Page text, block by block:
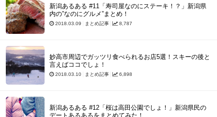
新潟あるある #11「寿司屋なのにステーキ！？」新潟県
内の”なのにグルメ”まとめ！
2018.03.09 まとめ記事 8,787
妙高市周辺でガッツリ食べられるお店5選！スキーの後と
言えばココでしょ！
2018.03.10 まとめ記事 6,898
新潟あるある #12「桜は高田公園でしょ！」新潟県民の
デートあるあるをまとめてみた！